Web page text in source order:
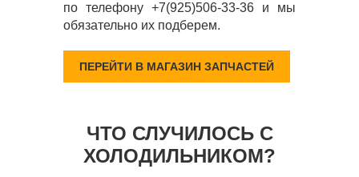
по телефону +7(925)506-33-36 и мы
обязательно их подберем.
ПЕРЕЙТИ В МАГАЗИН ЗАПЧАСТЕЙ
ЧТО СЛУЧИЛОСЬ С
ХОЛОДИЛЬНИКОМ?